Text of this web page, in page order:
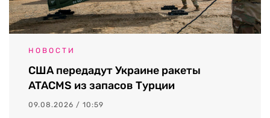
НОВОСТИ
США передадут Украине ракеты
ATACMS из запасов Турции
09.08.2026 / 10:59